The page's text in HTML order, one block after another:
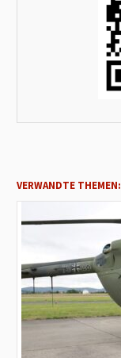
VERWANDTE THEMEN: